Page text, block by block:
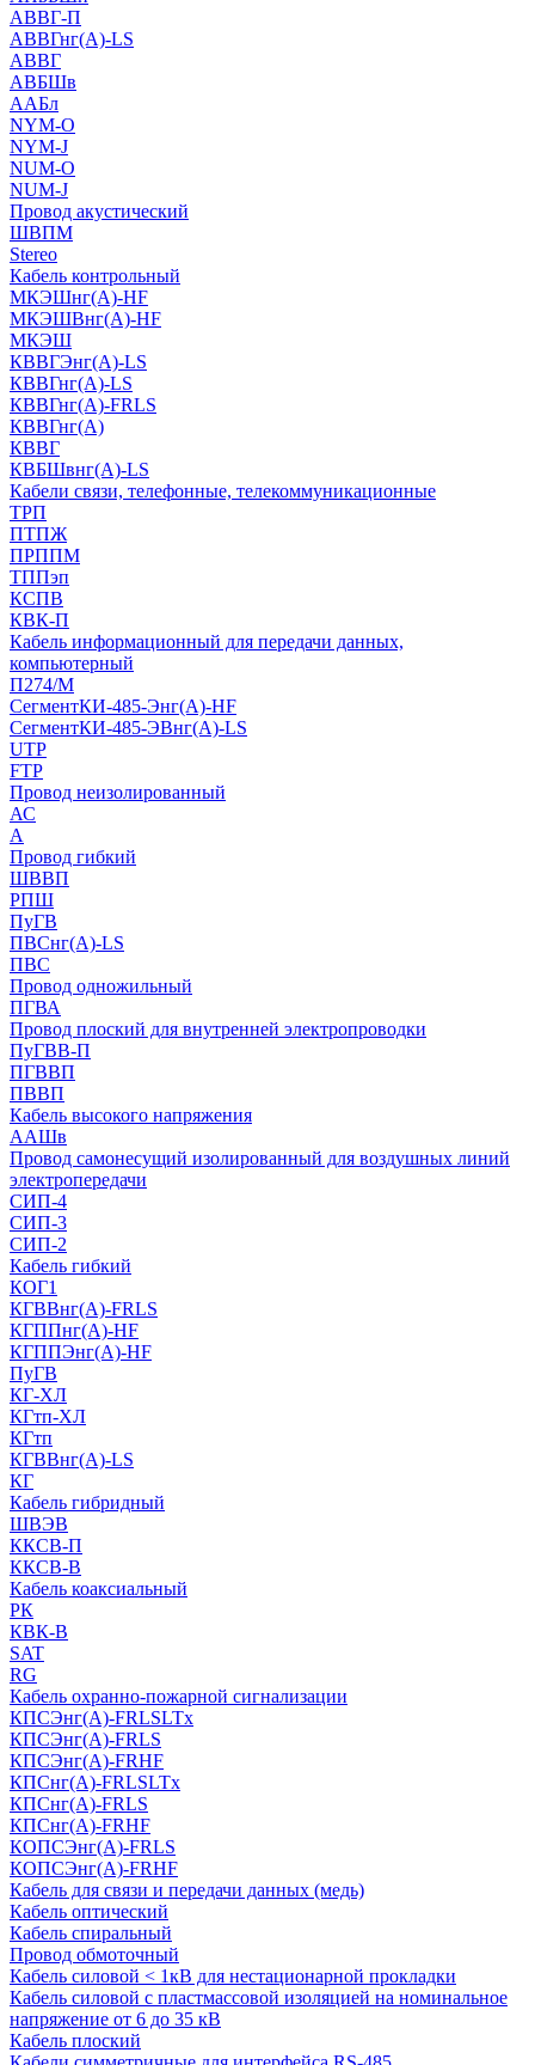
АВВГ-П
АВВГнг(А)-LS
АВВГ
АВБШв
ААБл
NYM-O
NYM-J
NUM-О
NUM-J
Провод акустический
ШВПМ
Stereo
Кабель контрольный
МКЭШнг(A)-HF
МКЭШВнг(А)-HF
МКЭШ
КВВГЭнг(А)-LS
КВВГнг(А)-LS
КВВГнг(А)-FRLS
КВВГнг(А)
КВВГ
КВБШвнг(А)-LS
Кабели связи, телефонные, телекоммуникационные
ТРП
ПТПЖ
ПРППМ
ТППэп
КСПВ
КВК-П
Кабель информационный для передачи данных,
компьютерный
П274/М
СегментКИ-485-Энг(А)-HF
СегментКИ-485-ЭВнг(А)-LS
UTP
FTP
Провод неизолированный
АС
А
Провод гибкий
ШВВП
РПШ
ПуГВ
ПВСнг(А)-LS
ПВС
Провод одножильный
ПГВА
Провод плоский для внутренней электропроводки
ПуГВВ-П
ПГВВП
ПВВП
Кабель высокого напряжения
ААШв
Провод самонесущий изолированный для воздушных линий
электропередачи
СИП-4
СИП-3
СИП-2
Кабель гибкий
КОГ1
КГВВнг(А)-FRLS
КГППнг(A)-HF
КГППЭнг(A)-HF
ПуГВ
КГ-ХЛ
КГтп-ХЛ
КГтп
КГВВнг(А)-LS
КГ
Кабель гибридный
ШВЭВ
ККСВ-П
ККСВ-В
Кабель коаксиальный
РК
КВК-В
SAT
RG
Кабель охранно-пожарной сигнализации
КПСЭнг(А)-FRLSLTx
КПСЭнг(А)-FRLS
КПСЭнг(А)-FRHF
КПСнг(А)-FRLSLTx
КПСнг(А)-FRLS
КПСнг(А)-FRHF
КОПСЭнг(А)-FRLS
КОПСЭнг(А)-FRHF
Кабель для связи и передачи данных (медь)
Кабель оптический
Кабель спиральный
Провод обмоточный
Кабель силовой < 1кВ для нестационарной прокладки
Кабель силовой с пластмассовой изоляцией на номинальное
напряжение от 6 до 35 кВ
Кабель плоский